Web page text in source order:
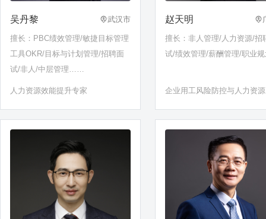
吴丹黎 武汉市
擅长：PBC绩效管理/敏捷目标管理
工具OKR/目标与计划管理/招聘面
试/非人/中层管理……
人力资源效能提升专家
赵天明
擅长：非人管理/人力资源/招
试/绩效管理/薪酬管理/职业
企业用工风险防控与人力资
理资深专家